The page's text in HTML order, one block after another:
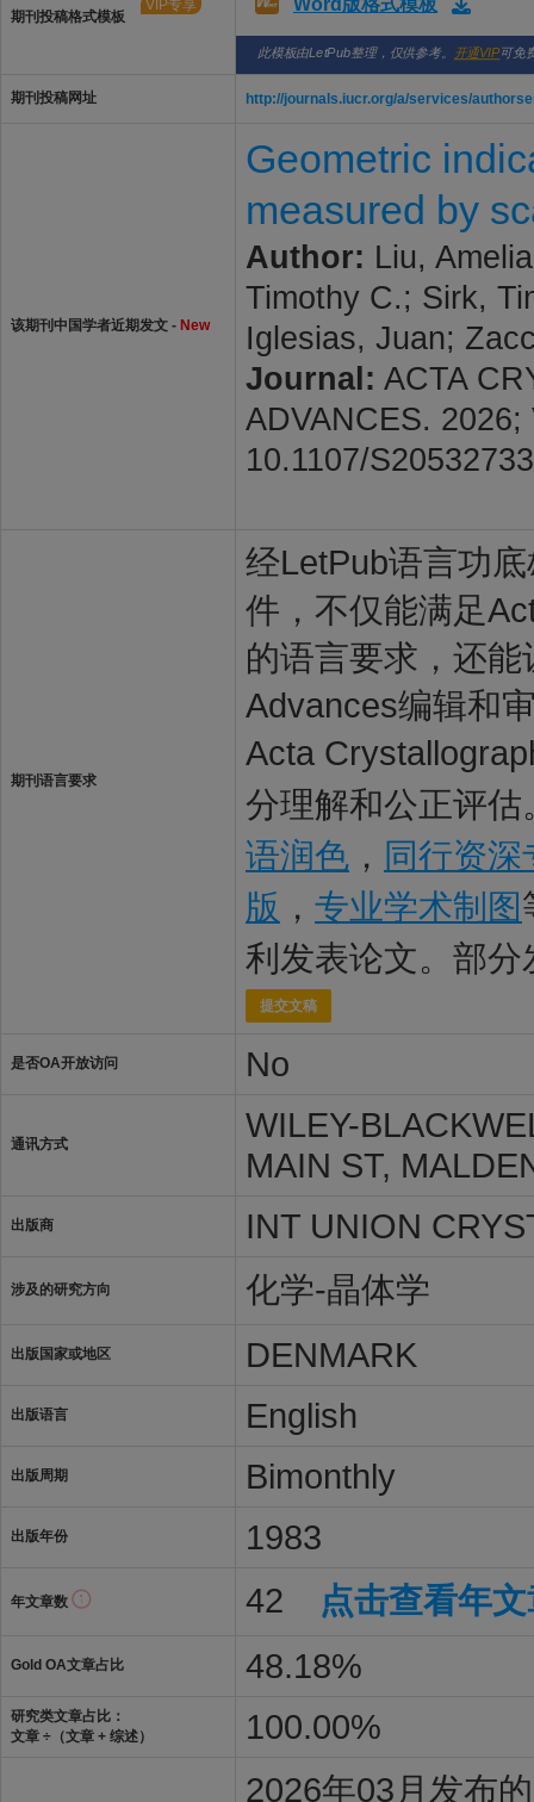
期刊投稿格式模板
VIP专享
此模板由LetPub整理，仅供参考。 开通VIP可免
期刊投稿网址 http://journals.iucr.org/a/services/
该期刊中国学者近期发文 - New
Geometric
measured by
Author: Liu,
Timothy C.; Sirk,
Iglesias, Juan;
Journal: ACTA
ADVANCES.
10.1107/
期刊语言要求
经LetPub语言功
件，不仅能满足
的语言要求，还
Advances编辑和
Acta
分理解和公正评
语润色 ， 同行资深
版 ， 专业学术制图
利发表论文。部
提交文稿
是否OA开放访问 No
通讯方式
WILEY-
MAIN ST,
出版商 INT UNION
涉及的研究方向 化学-晶体学
出版国家或地区 DENMARK
出版语言 English
出版周期 Bimonthly
出版年份 1983
年文章数 42 点击查看年
Gold OA文章占比 48.18%
研究类文章占比：
文章 ÷（文章 + 综述）
100.00%
2026年03月发布